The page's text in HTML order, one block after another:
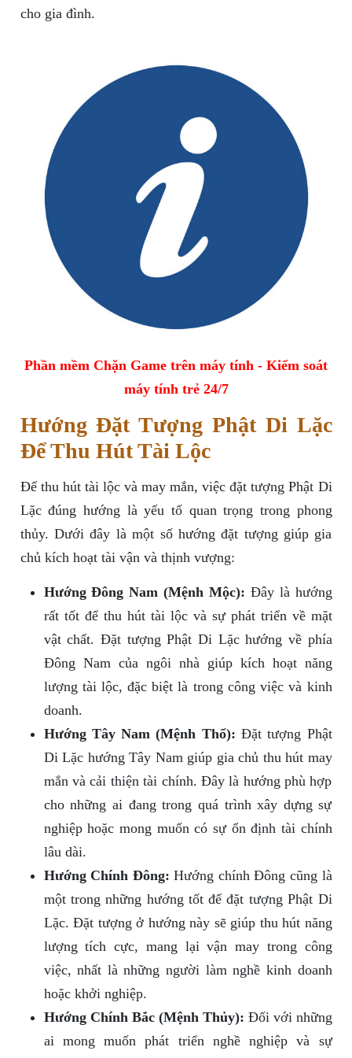
cho gia đình.
Phần mềm Chặn Game trên máy tính - Kiểm soát
máy tính trẻ 24/7
Hướng Đặt Tượng Phật Di Lặc
Để Thu Hút Tài Lộc
Để thu hút tài lộc và may mắn, việc đặt tượng Phật Di
Lặc đúng hướng là yếu tố quan trọng trong phong
thủy. Dưới đây là một số hướng đặt tượng giúp gia
chủ kích hoạt tài vận và thịnh vượng:
Hướng Đông Nam (Mệnh Mộc): Đây là hướng
rất tốt để thu hút tài lộc và sự phát triển về mặt
vật chất. Đặt tượng Phật Di Lặc hướng về phía
Đông Nam của ngôi nhà giúp kích hoạt năng
lượng tài lộc, đặc biệt là trong công việc và kinh
doanh.
Hướng Tây Nam (Mệnh Thổ): Đặt tượng Phật
Di Lặc hướng Tây Nam giúp gia chủ thu hút may
mắn và cải thiện tài chính. Đây là hướng phù hợp
cho những ai đang trong quá trình xây dựng sự
nghiệp hoặc mong muốn có sự ổn định tài chính
lâu dài.
Hướng Chính Đông: Hướng chính Đông cũng là
một trong những hướng tốt để đặt tượng Phật Di
Lặc. Đặt tượng ở hướng này sẽ giúp thu hút năng
lượng tích cực, mang lại vận may trong công
việc, nhất là những người làm nghề kinh doanh
hoặc khởi nghiệp.
Hướng Chính Bắc (Mệnh Thủy): Đối với những
ai mong muốn phát triển nghề nghiệp và sự